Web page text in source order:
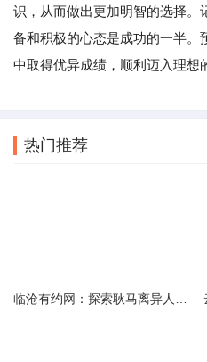
识，从而做出更加明智的选择。
备和积极的心态是成功的一半。
中取得优异成绩，顺利迈入理想
热门推荐